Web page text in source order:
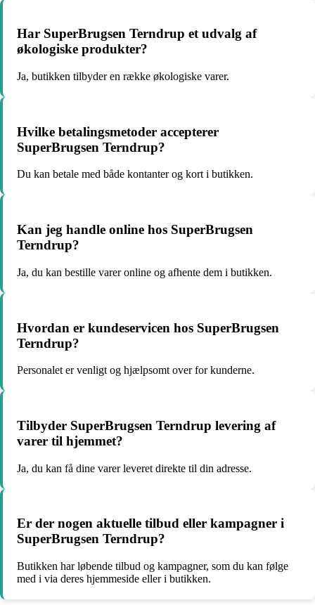
Har SuperBrugsen Terndrup et udvalg af
økologiske produkter?
Ja, butikken tilbyder en række økologiske varer.
Hvilke betalingsmetoder accepterer
SuperBrugsen Terndrup?
Du kan betale med både kontanter og kort i butikken.
Kan jeg handle online hos SuperBrugsen
Terndrup?
Ja, du kan bestille varer online og afhente dem i butikken.
Hvordan er kundeservicen hos SuperBrugsen
Terndrup?
Personalet er venligt og hjælpsomt over for kunderne.
Tilbyder SuperBrugsen Terndrup levering af
varer til hjemmet?
Ja, du kan få dine varer leveret direkte til din adresse.
Er der nogen aktuelle tilbud eller kampagner i
SuperBrugsen Terndrup?
Butikken har løbende tilbud og kampagner, som du kan følge
med i via deres hjemmeside eller i butikken.